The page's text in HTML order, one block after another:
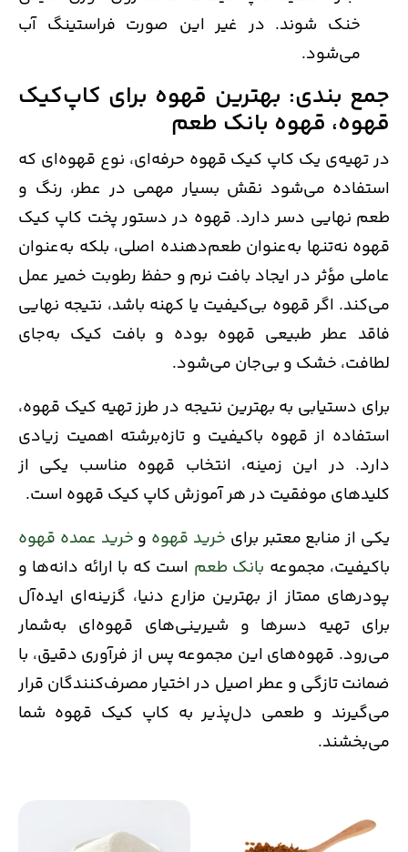
خنک شوند. در غیر این صورت فراستینگ آب
می‌شود.
جمع بندی: بهترین قهوه برای کاپ‌کیک
قهوه، قهوه بانک طعم
در تهیه‌ی یک کاپ کیک قهوه حرفه‌ای، نوع قهوه‌ای که
استفاده می‌شود نقش بسیار مهمی در عطر، رنگ و
طعم نهایی دسر دارد. قهوه در دستور پخت کاپ کیک
قهوه نه‌تنها به‌عنوان طعم‌دهنده اصلی، بلکه به‌عنوان
عاملی مؤثر در ایجاد بافت نرم و حفظ رطوبت خمیر عمل
می‌کند. اگر قهوه بی‌کیفیت یا کهنه باشد، نتیجه نهایی
فاقد عطر طبیعی قهوه بوده و بافت کیک به‌جای
لطافت، خشک و بی‌جان می‌شود.
برای دستیابی به بهترین نتیجه در طرز تهیه کیک قهوه،
استفاده از قهوه باکیفیت و تازه‌برشته اهمیت زیادی
دارد. در این زمینه، انتخاب قهوه مناسب یکی از
کلیدهای موفقیت در هر آموزش کاپ کیک قهوه است.
یکی از منابع معتبر برای خرید قهوه و خرید عمده قهوه
باکیفیت، مجموعه بانک طعم است که با ارائه دانه‌ها و
پودرهای ممتاز از بهترین مزارع دنیا، گزینه‌ای ایده‌آل
برای تهیه دسرها و شیرینی‌های قهوه‌ای به‌شمار
می‌رود. قهوه‌های این مجموعه پس از فرآوری دقیق، با
ضمانت تازگی و عطر اصیل در اختیار مصرف‌کنندگان قرار
می‌گیرند و طعمی دل‌پذیر به کاپ کیک قهوه شما
می‌بخشند.